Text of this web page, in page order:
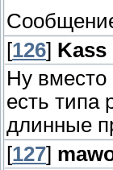
[126] Kass
Ну вместо
есть типа
длинные
[127]